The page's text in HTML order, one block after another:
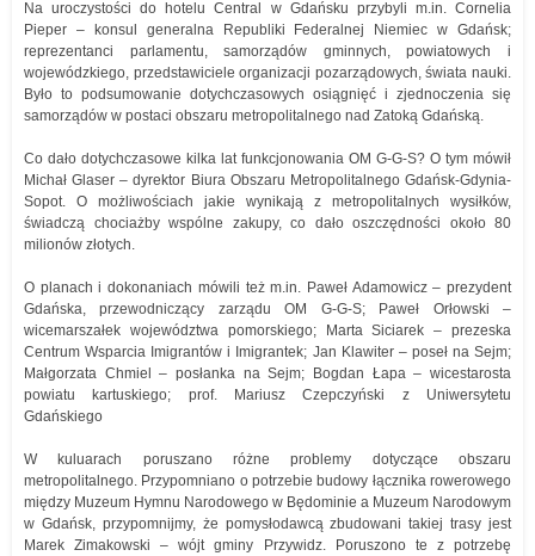
Na uroczystości do hotelu Central w Gdańsku przybyli m.in. Cornelia
Pieper – konsul generalna Republiki Federalnej Niemiec w Gdańsk;
reprezentanci parlamentu, samorządów gminnych, powiatowych i
wojewódzkiego, przedstawiciele organizacji pozarządowych, świata nauki.
Było to podsumowanie dotychczasowych osiągnięć i zjednoczenia się
samorządów w postaci obszaru metropolitalnego nad Zatoką Gdańską.
Co dało dotychczasowe kilka lat funkcjonowania OM G-G-S? O tym mówił
Michał Glaser – dyrektor Biura Obszaru Metropolitalnego Gdańsk-Gdynia-
Sopot. O możliwościach jakie wynikają z metropolitalnych wysiłków,
świadczą chociażby wspólne zakupy, co dało oszczędności około 80
milionów złotych.
O planach i dokonaniach mówili też m.in. Paweł Adamowicz – prezydent
Gdańska, przewodniczący zarządu OM G-G-S; Paweł Orłowski –
wicemarszałek województwa pomorskiego; Marta Siciarek – prezeska
Centrum Wsparcia Imigrantów i Imigrantek; Jan Klawiter – poseł na Sejm;
Małgorzata Chmiel – posłanka na Sejm; Bogdan Łapa – wicestarosta
powiatu kartuskiego; prof. Mariusz Czepczyński z Uniwersytetu
Gdańskiego
W kuluarach poruszano różne problemy dotyczące obszaru
metropolitalnego. Przypomniano o potrzebie budowy łącznika rowerowego
między Muzeum Hymnu Narodowego w Będominie a Muzeum Narodowym
w Gdańsk, przypomnijmy, że pomysłodawcą zbudowani takiej trasy jest
Marek Zimakowski – wójt gminy Przywidz. Poruszono te z potrzebę